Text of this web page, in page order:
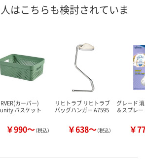
カゴへ カ
はこちらも検討されていま
カーバー)
バスケット
￥990～（税込）
リヒトラブ リヒトラブ
バッグハンガー A7595
￥638～（税込）
グレード
＆スプレ
￥